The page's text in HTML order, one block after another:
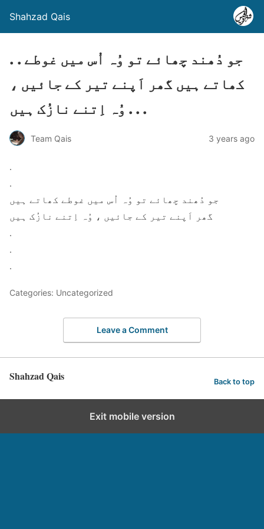
Shahzad Qais
. . جو دُھند چھائے تو وُہ اُس میں غوطے
کھاتے ہیں گھر اَپنے تیر کے جائیں ،
وُہ اِتنے نازُک ہیں . . .
Team Qais 3 years ago
.
.
جو دُھند چھائے تو وُہ اُس میں غوطے کھاتے ہیں
گھر اَپنے تیر کے جائیں ، وُہ اِتنے نازُک ہیں
.
.
.
Categories: Uncategorized
Leave a Comment
Shahzad Qais Back to top
Exit mobile version